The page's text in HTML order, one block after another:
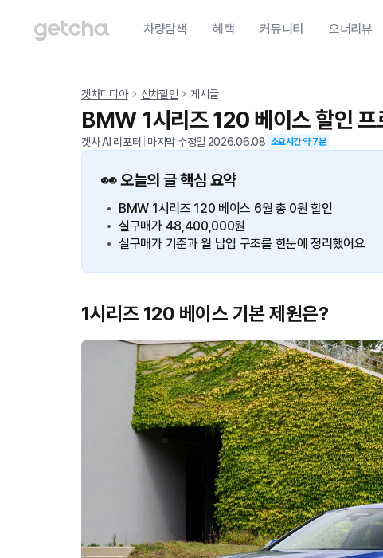
차량탐색 혜택 커뮤니티 오너리뷰
겟차피디아 신차할인 게시글
BMW 1시리즈 120 베이스 할인
겟차 AI 리포터 마지막 수정일 2026.06.08 소요시간 약7분
👀 오늘의 글 핵심 요약
BMW 1시리즈 120 베이스 6월 총 0원 할인
실구매가 48,400,000원
실구매가 기준과 월 납입 구조를 한눈에 정리했어요
1시리즈 120 베이스 기본 제원은?